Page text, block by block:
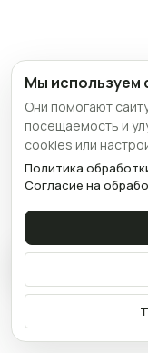
Связаться
Мы используем
Они помогают
посещаемость и
cookies или
Политика
Согласие на